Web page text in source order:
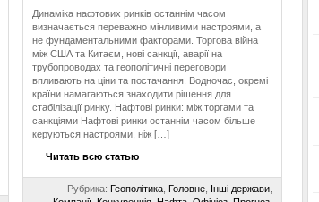
Динаміка нафтових ринків останнім часом
визначається переважно мінливими настроями, а
не фундаментальними факторами. Торгова війна
між США та Китаєм, нові санкції, аварії на
трубопроводах та геополітичні переговори
впливають на ціни та постачання. Водночас, окремі
країни намагаються знаходити рішення для
стабілізації ринку. Нафтові ринки: між торгами та
санкціями Нафтові ринки останнім часом більше
керуються настроями, ніж […]
Читать всю статью
Рубрика: Геополітика, Головне, Інші держави,